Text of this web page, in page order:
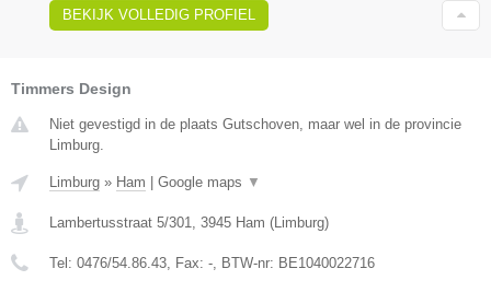
BEKIJK VOLLEDIG PROFIEL
Timmers Design
Niet gevestigd in de plaats Gutschoven, maar wel in de provincie
Limburg.
Limburg » Ham Google maps ▼
Lambertusstraat 5/301, 3945 Ham (Limburg)
Tel: 0476/54.86.43, Fax: -, BTW-nr: BE1040022716